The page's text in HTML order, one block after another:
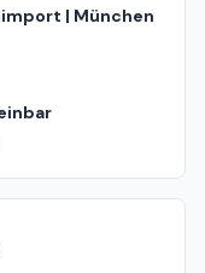
| München